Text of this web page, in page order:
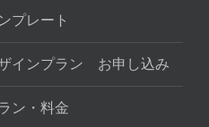
プレート
インプラン お申し込み
ン・料金